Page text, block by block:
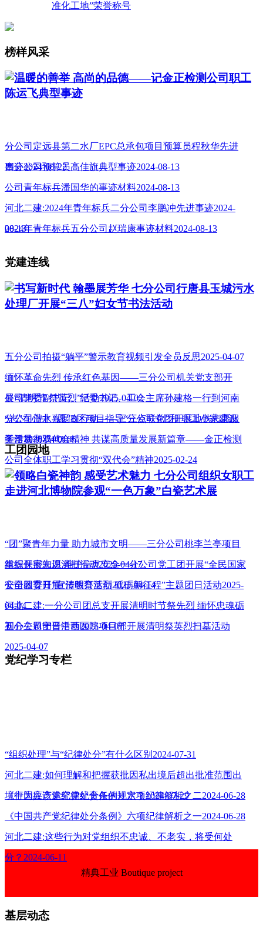
准化工地”荣誉称号
榜样风采
温暖的善举 高尚的品德——记金正检测公司职工
陈运飞典型事迹
分公司定远县第二水厂EPC总承包项目预算员程秋华先进
事迹2024-08-22
四分公司预算员高佳旗典型事迹2024-08-13
公司青年标兵潘国华的事迹材料2024-08-13
河北二建:2024年青年标兵二分公司李鹏冲先进事迹2024-
08-13
2024年青年标兵五分公司赵瑞康事迹材料2024-08-13
党建连线
书写新时代 翰墨展芳华 七分公司行唐县玉城污水
处理厂开展“三八”妇女节书法活动
五分公司拍摄“躺平”警示教育视频引发全员反思2025-04-07
缅怀革命先烈 传承红色基因——三分公司机关党支部开
展“清明节 祭英烈”活动2025-04-02
公司党委副书记、纪委书记、工会主席孙建格一行到河南
分公司澧水嘉园B区项目指导“三点联创”和 职工小家建设
工作2025-04-01
“志”在心中 “愿”在行动——三分公司党团开展地铁志愿服
务活动2025-03-05
学习贯彻双代会精神 共谋高质量发展新篇章——金正检测
公司全体职工学习贯彻“双代会”精神2025-02-24
工团园地
领略白瓷神韵 感受艺术魅力 七分公司组织女职工
走进河北博物院参观“一色万象”白瓷艺术展
“团”聚青年力量 助力城市文明——三分公司桃李兰亭项目
组织开展志愿清扫活动2025-04-17
掌握保密知识 维护信息安全一分公司党工团开展“全民国家
安全教育日”宣传教育活动2025-04-14
公司团委开展“清明祭英烈 砥砺新征程”主题团日活动2025-
04-04
河北二建:一分公司团总支开展清明时节祭先烈 缅怀忠魂砺
初心主题团日活动2025-04-07
五分公司宁晋中西医院项目部开展清明祭英烈扫墓活动
2025-04-07
党纪学习专栏
“组织处理”与“纪律处分”有什么区别2024-07-31
河北二建:如何理解和把握获批因私出境后超出批准范围出
境行为应该追究党纪责任的规定？2024-07-29
《中国共产党纪律处分条例》六项纪律解析之二2024-06-28
《中国共产党纪律处分条例》六项纪律解析之一2024-06-28
河北二建:这些行为对党组织不忠诚、不老实，将受何处
分？2024-06-11
精典工业 Boutique project
基层动态